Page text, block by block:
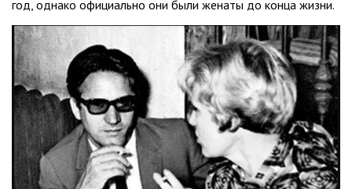
год, однако официально они были женаты до конца жизни.